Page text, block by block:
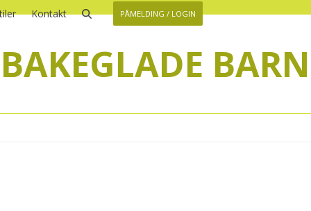
PÅMELDING / LOGIN
Kontakt